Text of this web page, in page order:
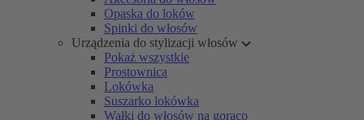
Opaska do loków
Spinki do włosów
Urządzenia do stylizacji włosów
Pokaż wszystkie
Prostownica
Lokówka
Suszarko lokówka
Wałki do włosów na gorąco